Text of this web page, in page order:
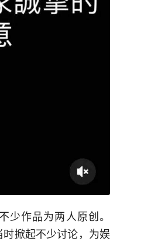
作品为两人原创。
掀起不少讨论，为娱